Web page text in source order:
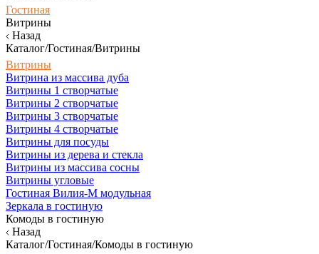
Гостиная
Витрины
Назад
Каталог/Гостиная/Витрины
Витрины
Витрина из массива дуба
Витрины 1 створчатые
Витрины 2 створчатые
Витрины 3 створчатые
Витрины 4 створчатые
Витрины для посуды
Витрины из дерева и стекла
Витрины из массива сосны
Витрины угловые
Гостиная Вилия-М модульная
Зеркала в гостиную
Комоды в гостиную
Назад
Каталог/Гостиная/Комоды в гостиную